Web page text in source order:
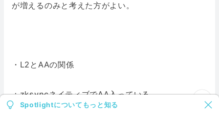
Spotlightについてもっと知る
が増えるのみと考えた方がよい。
・L2とAAの関係
：zksyncネイティブでAA入っている。